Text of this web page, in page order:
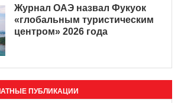
Журнал ОАЭ назвал Фукуок
«глобальным туристическим
центром» 2026 года
ПУБЛИКАЦИИ